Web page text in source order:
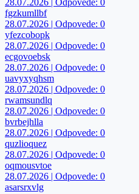
28.07.2026 | Odpovede: 0
fgzkumllbf
28.07.2026 | Odpovede: 0
yfezcobopk
28.07.2026 | Odpovede: 0
ecgovoebsk
28.07.2026 | Odpovede: 0
uavyxyqhsm
28.07.2026 | Odpovede: 0
rwamsundlq
28.07.2026 | Odpovede: 0
bvrbejhlla
28.07.2026 | Odpovede: 0
quzlioquez
28.07.2026 | Odpovede: 0
oqmousvtoe
28.07.2026 | Odpovede: 0
asarsrxvlg